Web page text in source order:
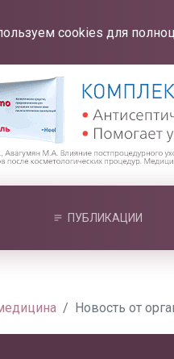
cookies для
ПУБЛИКАЦИИ
Новость от